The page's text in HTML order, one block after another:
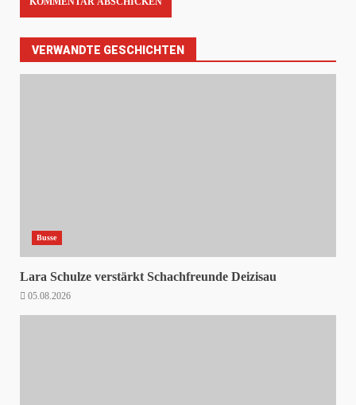
VERWANDTE GESCHICHTEN
Busse
Lara Schulze verstärkt Schachfreunde Deizisau
05.08.2026